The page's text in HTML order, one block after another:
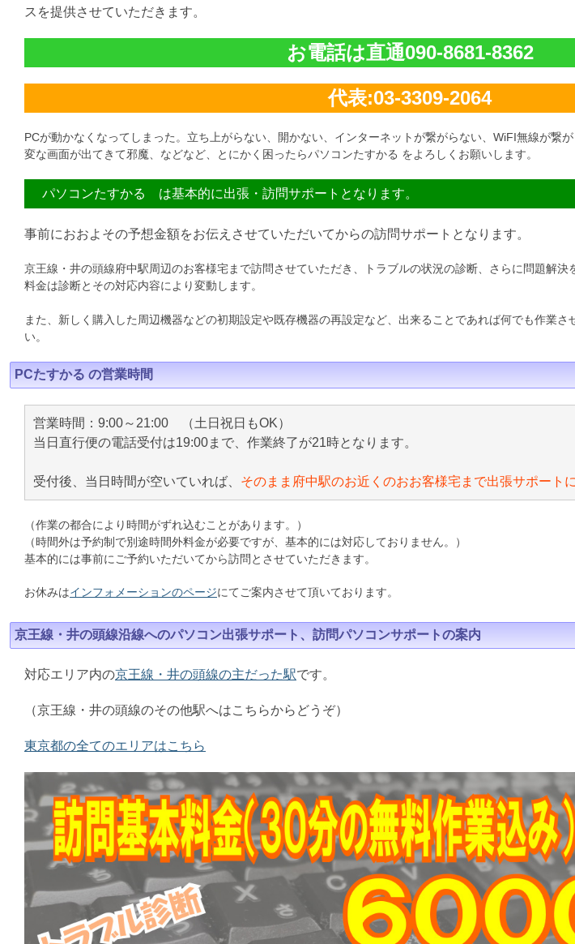
スを提供させていただきます。
お電話は直通090-8681-8362
代表:03-3309-2064
PCが動かなくなってしまった。立ち上がらない、開かない、インターネットが繋がらない、WiFI無線が繋
変な画面が出てきて邪魔、などなど、とにかく困ったらパソコンたすかる をよろしくお願いします。
パソコンたすかる は基本的に出張・訪問サポートとなります。
事前におおよその予想金額をお伝えさせていただいてからの訪問サポートとなります。
京王線・井の頭線府中駅周辺のお客様宅まで訪問させていただき、トラブルの状況の診断、さらに問題解決
料金は診断とその対応内容により変動します。
また、新しく購入した周辺機器などの初期設定や既存機器の再設定など、出来ることであれば何でも作業さ
い。
PCたすかる の営業時間
営業時間：9:00～21:00 （土日祝日もOK）
当日直行便の電話受付は19:00まで、作業終了が21時となります。
受付後、当日時間が空いていれば、 そのまま府中駅のお近くのおお客様宅まで出張サポート
（作業の都合により時間がずれ込むことがあります。）
（時間外は予約制で別途時間外料金が必要ですが、基本的には対応しておりません。）
基本的には事前にご予約いただいてから訪問とさせていただきます。
お休みはインフォメーションのページにてご案内させて頂いております。
京王線・井の頭線沿線へのパソコン出張サポート、訪問パソコンサポートの案内
対応エリア内の京王線・井の頭線の主だった駅です。
（京王線・井の頭線のその他駅へはこちらからどうぞ）
東京都の全てのエリアはこちら